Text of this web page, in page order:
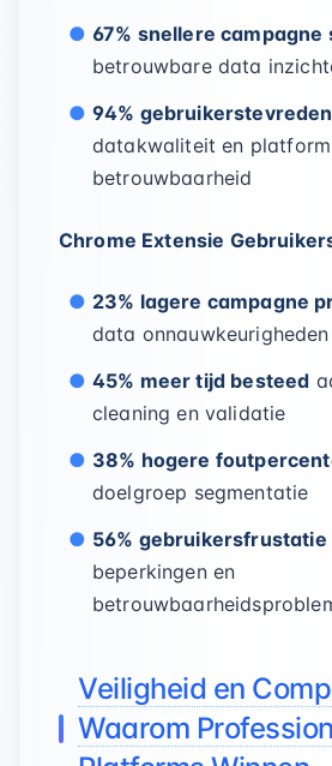
67% snellere campagne
betrouwbare data
94%
datakwaliteit en platform
betrouwbaarheid
Chrome Extensie
23% lagere campagne
data onnauwkeurigheden
45% meer tijd besteed
cleaning en validatie
38% hogere
doelgroep segmentatie
56% gebruikersfrustatie
beperkingen en
Veiligheid en
Waarom